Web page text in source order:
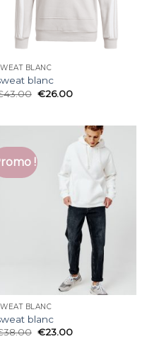
BLANC
blanc
43.00 €26.00
!
BLANC
blanc
38.00 €23.00